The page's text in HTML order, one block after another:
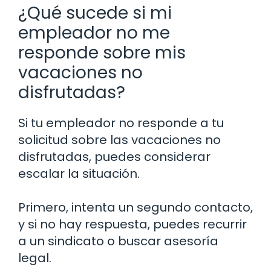
¿Qué sucede si mi
empleador no me
responde sobre mis
vacaciones no
disfrutadas?
Si tu empleador no responde a tu
solicitud sobre las vacaciones no
disfrutadas, puedes considerar
escalar la situación.
Primero, intenta un segundo contacto,
y si no hay respuesta, puedes recurrir
a un sindicato o buscar asesoría
legal.